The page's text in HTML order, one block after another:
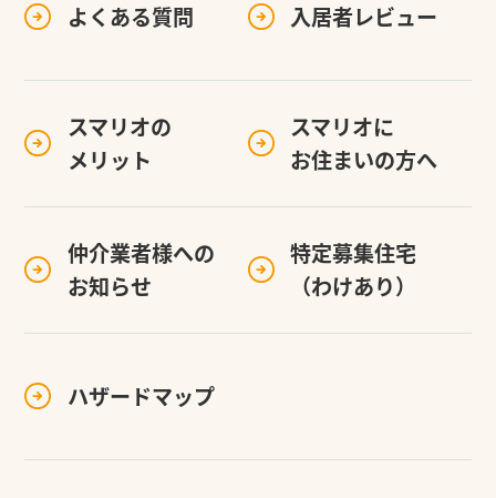
よくある質問 入居者レビュー
スマリオの
メリット
スマリオに
お住まいの方へ
仲介業者様への
お知らせ
特定募集住宅
（わけあり）
ハザードマップ